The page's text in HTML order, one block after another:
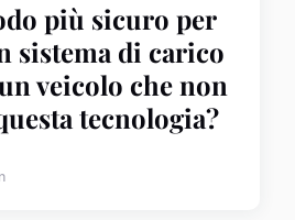
più sicuro per
sistema di carico
veicolo che non
tecnologia?